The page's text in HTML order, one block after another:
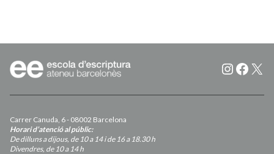
X
Carrer Canuda, 6 - 08002 Barcelona
Horari d’atenció al públic:
De dilluns a dijous, de 10 a 14 i de 16 a 18.30 h
Divendres, de 10 a 14 h